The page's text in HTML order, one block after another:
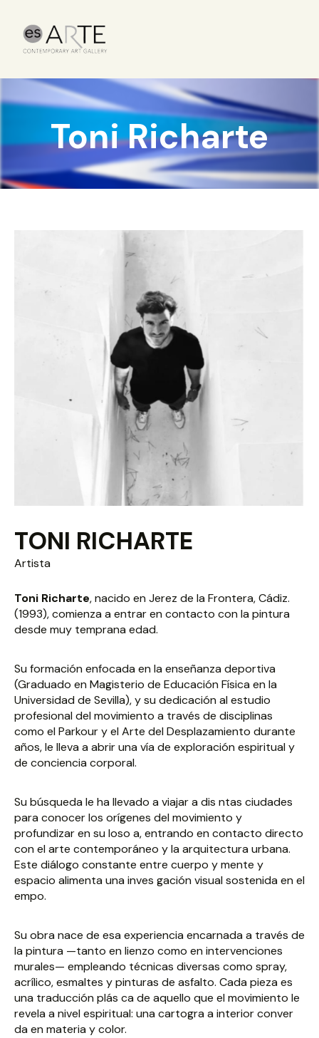
Toni Richarte
TONI RICHARTE
Artista
Toni Richarte, nacido en Jerez de la Frontera, Cádiz.
(1993), comienza a entrar en contacto con la pintura
desde muy temprana edad.
Su formación enfocada en la enseñanza deportiva
(Graduado en Magisterio de Educación Física en la
Universidad de Sevilla), y su dedicación al estudio
profesional del movimiento a través de disciplinas
como el Parkour y el Arte del Desplazamiento durante
años, le lleva a abrir una vía de exploración espiritual y
de conciencia corporal.
Su búsqueda le ha llevado a viajar a dis ntas ciudades
para conocer los orígenes del movimiento y
profundizar en su loso a, entrando en contacto directo
con el arte contemporáneo y la arquitectura urbana.
Este diálogo constante entre cuerpo y mente y
espacio alimenta una inves gación visual sostenida en el
empo.
Su obra nace de esa experiencia encarnada a través de
la pintura —tanto en lienzo como en intervenciones
murales— empleando técnicas diversas como spray,
acrílico, esmaltes y pinturas de asfalto. Cada pieza es
una traducción plás ca de aquello que el movimiento le
revela a nivel espiritual: una cartogra a interior conver
da en materia y color.